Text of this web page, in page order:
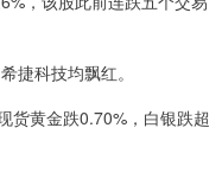
科技均飘红。
黄金跌0.70%，白银跌超